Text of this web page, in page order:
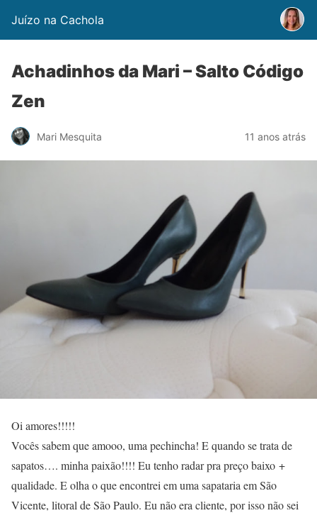
Juízo na Cachola
Achadinhos da Mari – Salto Código
Zen
Mari Mesquita 11 anos atrás
Oi amores!!!!!
Vocês sabem que amooo, uma pechincha! E quando se trata de
sapatos…. minha paixão!!!! Eu tenho radar pra preço baixo +
qualidade. E olha o que encontrei em uma sapataria em São
Vicente, litoral de São Paulo. Eu não era cliente, por isso não sei